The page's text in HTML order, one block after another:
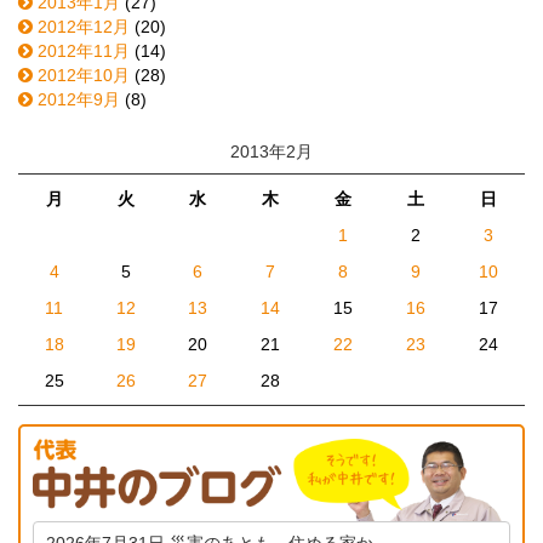
2012年12月 (20)
2012年11月 (14)
2012年10月 (28)
2012年9月 (8)
2013年2月
月 火 水 木 金 土
日
1
2
3
4
5 6 7 8 9
10
11
12 13 14 15 16
17
18
19 20 21 22 23
24
25
26 27 28